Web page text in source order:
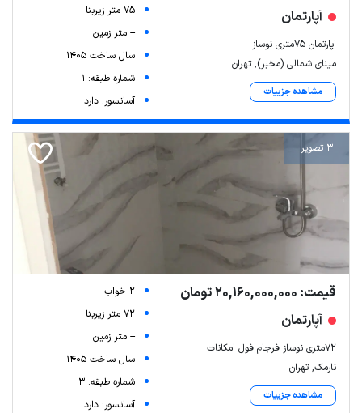
آپارتمان
اپارتمان ۷۵متری نوساز
مینای شمالی (مخبر), تهران
مشاهده جزییات
75 متر زیربنا
-- متر زمین
سال ساخت 1405
شماره طبقه: 1
آسانسور: دارد
3 تصویر
قیمت: 20,160,000,000 تومان
آپارتمان
72متری نوساز فرجام فول امکانات
نارمک, تهران
مشاهده جزییات
2 خواب
72 متر زیربنا
-- متر زمین
سال ساخت 1405
شماره طبقه: 3
آسانسور: دارد